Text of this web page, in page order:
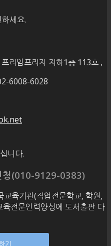
세요.
라임프라자 지하1층 113호 ,
6008-6028
니다.
청(010-9129-0383)
육기관(직업전문학교, 학원,
전문인력양성에 도서출판 다
기